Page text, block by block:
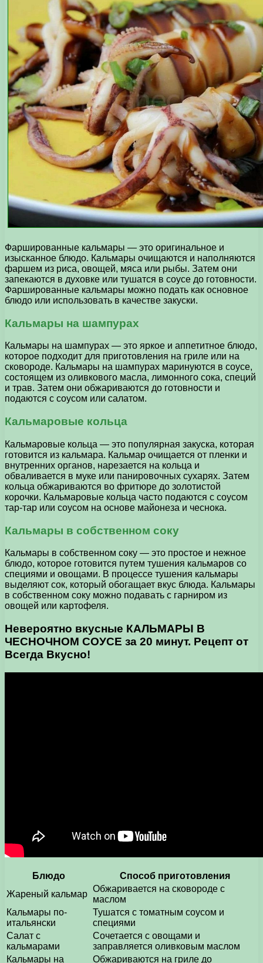
Фаршированные кальмары — это оригинальное и
изысканное блюдо. Кальмары очищаются и наполняются
фаршем из риса, овощей, мяса или рыбы. Затем они
запекаются в духовке или тушатся в соусе до готовности.
Фаршированные кальмары можно подать как основное
блюдо или использовать в качестве закуски.
Кальмары на шампурах
Кальмары на шампурах — это яркое и аппетитное блюдо,
которое подходит для приготовления на гриле или на
сковороде. Кальмары на шампурах маринуются в соусе,
состоящем из оливкового масла, лимонного сока, специй
и трав. Затем они обжариваются до готовности и
подаются с соусом или салатом.
Кальмаровые кольца
Кальмаровые кольца — это популярная закуска, которая
готовится из кальмара. Кальмар очищается от пленки и
внутренних органов, нарезается на кольца и
обваливается в муке или панировочных сухарях. Затем
кольца обжариваются во фритюре до золотистой
корочки. Кальмаровые кольца часто подаются с соусом
тар-тар или соусом на основе майонеза и чеснока.
Кальмары в собственном соку
Кальмары в собственном соку — это простое и нежное
блюдо, которое готовится путем тушения кальмаров со
специями и овощами. В процессе тушения кальмары
выделяют сок, который обогащает вкус блюда. Кальмары
в собственном соку можно подавать с гарниром из
овощей или картофеля.
Невероятно вкусные КАЛЬМАРЫ В
ЧЕСНОЧНОМ СОУСЕ за 20 минут. Рецепт от
Всегда Вкусно!
Блюдо
Способ приготовления
Жареный кальмар
Обжаривается на сковороде с
маслом
Кальмары по-
итальянски
Тушатся с томатным соусом и
специями
Салат с
кальмарами
Сочетается с овощами и
заправляется оливковым маслом
Кальмары на
Обжариваются на гриле до